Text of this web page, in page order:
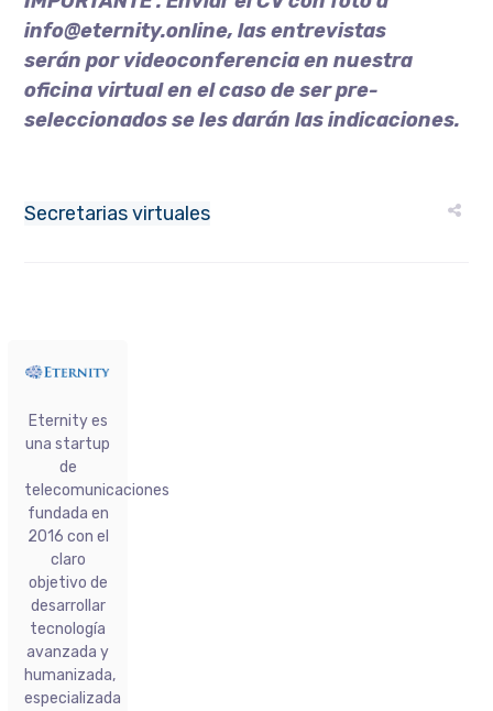
info@eternity.online, las entrevistas
serán por videoconferencia en nuestra
oficina virtual en el caso de ser pre-
seleccionados se les darán las indicaciones.
Secretarias virtuales
Eternity es
una startup
de
telecomunicaciones
fundada en
2016 con el
claro
objetivo de
desarrollar
tecnología
avanzada y
humanizada,
especializada